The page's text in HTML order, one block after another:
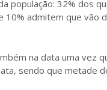
população: 32% dos
admitem que vão
na data uma vez
sendo que metade